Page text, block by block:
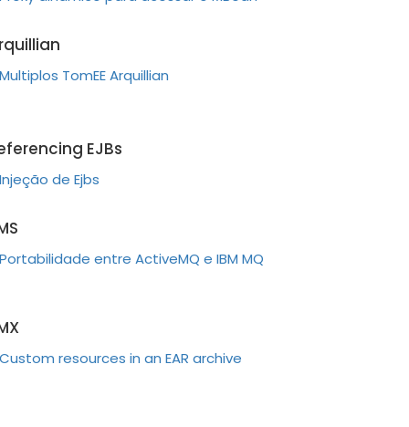
Multiplos TomEE Arquillian
EJBs
Injeção de Ejbs
Portabilidade entre ActiveMQ e IBM MQ
Custom resources in an EAR archive